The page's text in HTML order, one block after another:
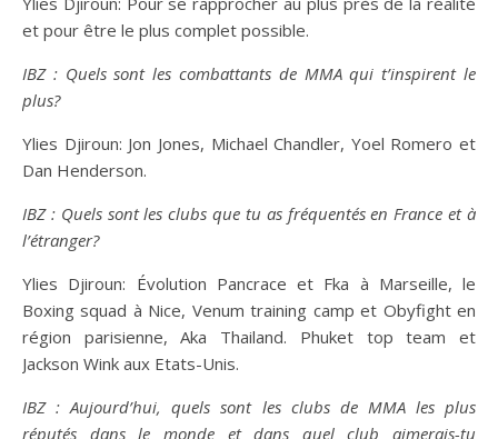
et pour être le plus complet possible.
IBZ : Quels sont les combattants de MMA qui t’inspirent le
plus?
Ylies Djiroun: Jon Jones, Michael Chandler, Yoel Romero et
Dan Henderson.
IBZ : Quels sont les clubs que tu as fréquentés en France et à
l’étranger?
Ylies Djiroun: Évolution Pancrace et Fka à Marseille, le
Boxing squad à Nice, Venum training camp et Obyfight en
région parisienne, Aka Thailand. Phuket top team et
Jackson Wink aux Etats-Unis.
IBZ : Aujourd’hui, quels sont les clubs de MMA les plus
réputés dans le monde et dans quel club aimerais-tu